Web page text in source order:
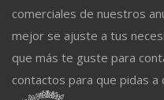
comerciales de nuestros
mejor se ajuste a tus
que más te guste para
contactos para que pidas a